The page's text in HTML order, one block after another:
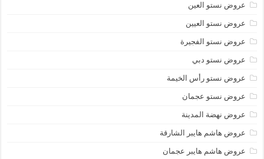
عروض نستو العين
عروض نستو العيين
عروض نستو الفجيرة
عروض نستو دبي
عروض نستو رأس الخيمة
عروض نستو عجمان
عروض نهضة المدينة
عروض هاشم هايبر الشارقة
عروض هاشم هايبر عجمان